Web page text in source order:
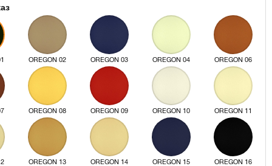
OREGON 02 OREGON 03 OREGON 04 OREGON 06
OREGON 08 OREGON 09 OREGON 10 OREGON 11
OREGON 13 OREGON 14 OREGON 15 OREGON 16